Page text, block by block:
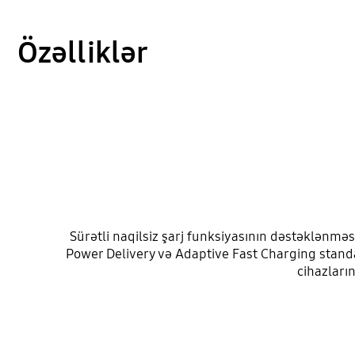
Özəlliklər
Sürətli naqilsiz şarj funksiyasının
Power Delivery və Adaptive Fast Charging